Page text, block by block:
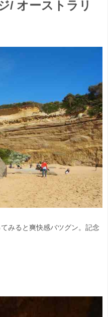
/ オーストラリ
みると爽快感バツグン。記念